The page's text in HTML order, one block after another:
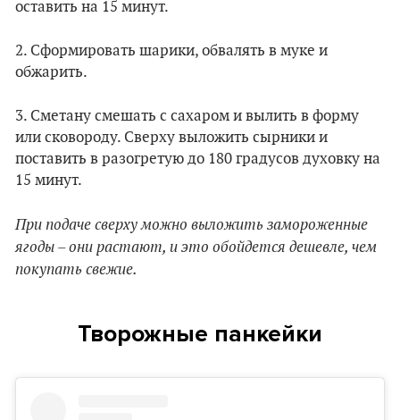
оставить на 15 минут.
2. Сформировать шарики, обвалять в муке и
обжарить.
3. Сметану смешать с сахаром и вылить в форму
или сковороду. Сверху выложить сырники и
поставить в разогретую до 180 градусов духовку на
15 минут.
При подаче сверху можно выложить замороженные
ягоды – они растают, и это обойдется дешевле, чем
покупать свежие.
Творожные панкейки